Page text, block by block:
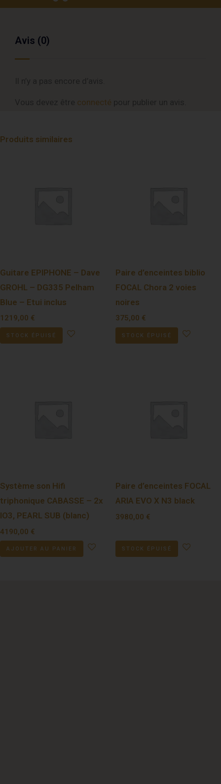
Avis (0)
connecté
Produits similaires
Guitare EPIPHONE – Dave
GROHL – DG335 Pelham
Blue – Etui inclus
1219,00 €
STOCK ÉPUISÉ
Paire d’enceintes biblio
FOCAL Chora 2 voies
noires
375,00 €
STOCK ÉPUISÉ
Système son Hifi
triphonique CABASSE – 2x
IO3, PEARL SUB (blanc)
4190,00 €
AJOUTER AU PANIER
Paire d’enceintes FOCAL
ARIA EVO X N3 black
3980,00 €
STOCK ÉPUISÉ